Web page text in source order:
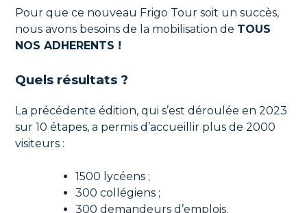
Pour que ce nouveau Frigo Tour soit un succès,
nous avons besoins de la mobilisation de TOUS
NOS ADHERENTS !
Quels résultats ?
La précédente édition, qui s’est déroulée en 2023
sur 10 étapes, a permis d’accueillir plus de 2000
visiteurs :
1500 lycéens ;
300 collégiens ;
300 demandeurs d’emplois.